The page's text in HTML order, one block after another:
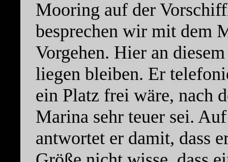
Mooring auf der
besprechen wir mit dem
Vorgehen. Hier an
liegen bleiben. Er
ein Platz frei wäre, nach
Marina sehr teuer sei.
antwortet er damit, dass